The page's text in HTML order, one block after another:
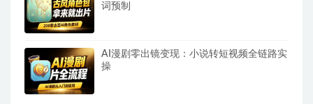
词预制
AI漫剧零出镜变现：小说转短视频全链路实
操